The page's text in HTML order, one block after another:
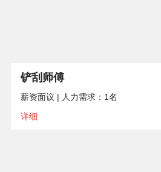
铲刮师傅
薪资面议 | 人力需求：1名
详细